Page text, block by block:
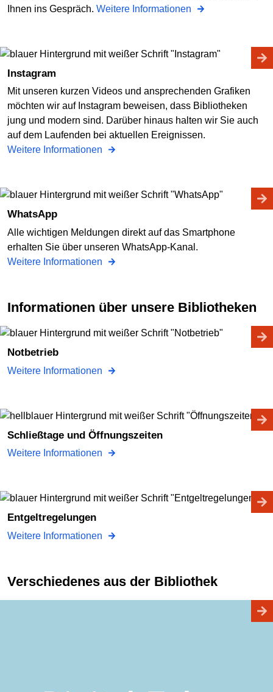
Ihnen ins Gespräch. Weitere Informationen
Instagram
Mit unseren kurzen Videos und ansprechenden Grafiken
möchten wir auf Instagram beweisen, dass Bibliotheken
jung und modern sind. Darüber hinaus halten wir Sie auch
auf dem Laufenden bei aktuellen Ereignissen.
Weitere Informationen
WhatsApp
Alle wichtigen Meldungen direkt auf das Smartphone
erhalten Sie über unseren WhatsApp-Kanal.
Weitere Informationen
Informationen über unsere Bibliotheken
Notbetrieb
Weitere Informationen
Schließtage und Öffnungszeiten
Weitere Informationen
Entgeltregelungen
Weitere Informationen
Verschiedenes aus der Bibliothek